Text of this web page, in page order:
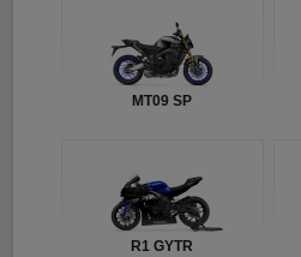
MT09 SP
R1 GYTR